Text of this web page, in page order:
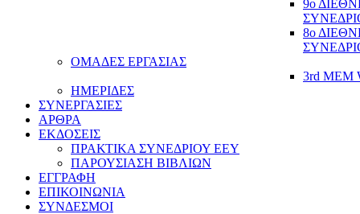
9ο
8ο
ΟΜΑΔΕΣ ΕΡΓΑΣΙΑΣ
3rd MEM
ΗΜΕΡΙΔΕΣ
ΣΥΝΕΡΓΑΣΙΕΣ
ΑΡΘΡΑ
ΕΚΔΟΣΕΙΣ
ΠΡΑΚΤΙΚΑ ΣΥΝΕΔΡΙΟΥ ΕΕΥ
ΠΑΡΟΥΣΙΑΣΗ ΒΙΒΛΙΩΝ
ΕΓΓΡΑΦΗ
ΕΠΙΚΟΙΝΩΝΙΑ
ΣΥΝΔΕΣΜΟΙ